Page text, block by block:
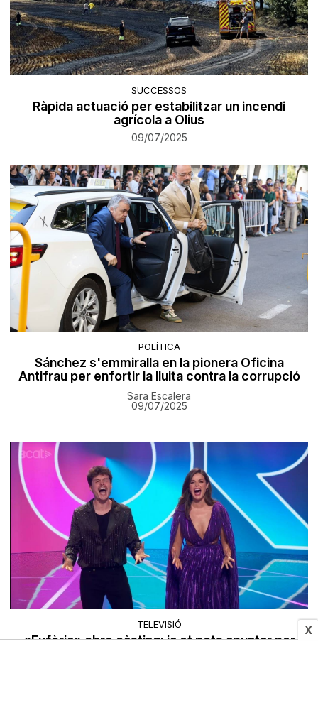
X
SUCCESSOS
Ràpida actuació per estabilitzar un incendi
agrícola a Olius
09/07/2025
POLÍTICA
Sánchez s'emmiralla en la pionera Oficina
Antifrau per enfortir la lluita contra la corrupció
Sara Escalera
09/07/2025
TELEVISIÓ
«Eufòria» obre càsting: ja et pots apuntar per